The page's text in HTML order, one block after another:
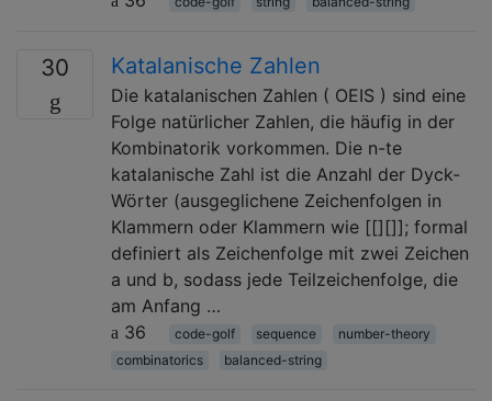
30 Katalanische Zahlen
Die katalanischen Zahlen ( OEIS ) sind eine
Folge natürlicher Zahlen, die häufig in der
Kombinatorik vorkommen. Die n-te
katalanische Zahl ist die Anzahl der Dyck-
Wörter (ausgeglichene Zeichenfolgen in
Klammern oder Klammern wie [[][]]; formal
definiert als Zeichenfolge mit zwei Zeichen
a und b, sodass jede Teilzeichenfolge, die
am Anfang …
36
code-golf sequence
number-theory
combinatorics
balanced-string